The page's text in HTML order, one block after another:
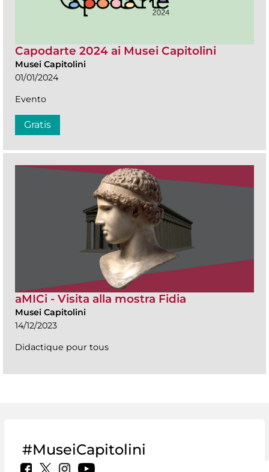
Capodarte 2024 ai Musei Capitolini
Musei Capitolini
01/01/2024
Evento
Gratis
aMICi - Visita alla mostra Fidia
Musei Capitolini
14/12/2023
Didactique pour tous
#MuseiCapitolini